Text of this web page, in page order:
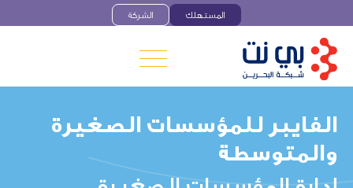
المستهلك الشركة
الفايبر للمؤسسات الصغيرة
والمتوسطة